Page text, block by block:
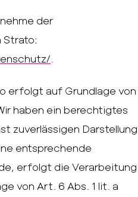
der
Strato:
erfolgt auf Grundlage von
haben ein berechtigtes
zuverlässigen Darstellung
entsprechende
erfolgt die Verarbeitung
von Art. 6 Abs. 1 lit. a